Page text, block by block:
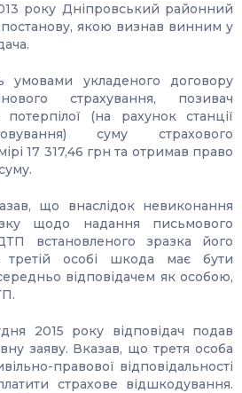
року Дніпровський районний
якою визнав винним у
умовами укладеного договору
страхування, позивач
(на рахунок станції
суму страхового
17 317,46 грн та отримав право
що внаслідок невиконання
щодо надання письмового
встановленого зразка його
третій особі шкода має бути
відповідачем як особою,
2015 року відповідач подав
заяву. Вказав, що третя особа
правової відповідальності
страхове відшкодування.